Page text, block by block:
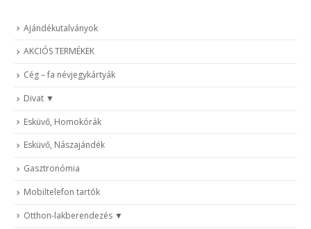
Ajándékutalványok
AKCIÓS TERMÉKEK
Cég – fa névjegykártyák
Divat
Esküvő, Homokórák
Esküvő, Nászajándék
Gasztronómia
Mobiltelefon tartók
Otthon-lakberendezés